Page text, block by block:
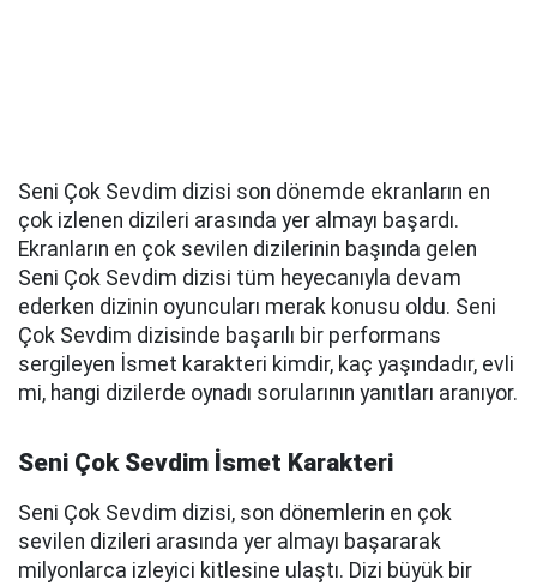
Seni Çok Sevdim dizisi son dönemde ekranların en
çok izlenen dizileri arasında yer almayı başardı.
Ekranların en çok sevilen dizilerinin başında gelen
Seni Çok Sevdim dizisi tüm heyecanıyla devam
ederken dizinin oyuncuları merak konusu oldu. Seni
Çok Sevdim dizisinde başarılı bir performans
sergileyen İsmet karakteri kimdir, kaç yaşındadır, evli
mi, hangi dizilerde oynadı sorularının yanıtları aranıyor.
Seni Çok Sevdim İsmet Karakteri
Seni Çok Sevdim dizisi, son dönemlerin en çok
sevilen dizileri arasında yer almayı başararak
milyonlarca izleyici kitlesine ulaştı. Dizi büyük bir